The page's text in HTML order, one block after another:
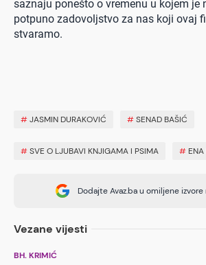
saznaju ponešto o vremenu u kojem je
potpuno zadovoljstvo za nas koji ovaj
stvaramo.
#JASMIN DURAKOVIĆ #SENAD BAŠIĆ
#SVE O LJUBAVI KNJIGAMA I PSIMA # ENA
Dodajte Avaz.ba u omiljene
Vezane vijesti
BH. KRIMIĆ